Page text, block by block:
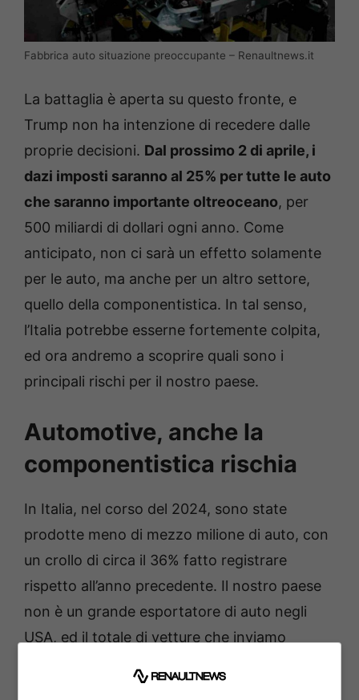
Fabbrica auto situazione preoccupante – Renaultnews.it
La battaglia è aperta su questo fronte, e
Trump non ha intenzione di recedere dalle
proprie decisioni. Dal prossimo 2 di aprile, i
dazi imposti saranno al 25% per tutte le auto
che saranno importante oltreoceano, per
500 miliardi di dollari ogni anno. Come
anticipato, non ci sarà un effetto solamente
per le auto, ma anche per un altro settore,
quello della componentistica. In tal senso,
l’Italia potrebbe esserne fortemente colpita,
ed ora andremo a scoprire quali sono i
principali rischi per il nostro paese.
Automotive, anche la
componentistica rischia
In Italia, nel corso del 2024, sono state
prodotte meno di mezzo milione di auto, con
un crollo di circa il 36% fatto registrare
rispetto all’anno precedente. Il nostro paese
non è un grande esportatore di auto negli
USA, ed il totale di vetture che inviamo
all’anno, e sono soprattutto auto di lusso.